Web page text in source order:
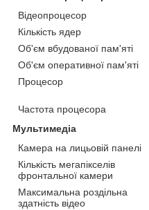
Відеопроцесор
Кількість ядер
Об'єм вбудованої пам'яті
Об'єм оперативної пам'яті
Процесор
Частота процесора
Мультимедіа
Камера на лицьовій панелі
Кількість мегапікселів
фронтальної камери
Максимальна роздільна
здатність відео